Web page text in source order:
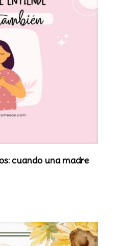
cuando una madre